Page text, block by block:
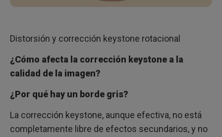
Distorsión y corrección keystone rotacional
¿Cómo afecta la corrección keystone a la
calidad de la imagen?
¿Por qué hay un borde gris?
La corrección keystone, aunque efectiva, no está
completamente libre de efectos secundarios, y no